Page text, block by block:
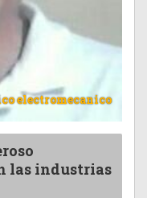
electromecanico
las industrias